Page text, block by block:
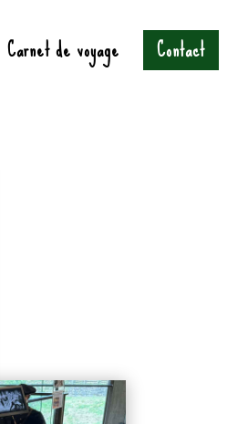
Carnet de voyage Contact